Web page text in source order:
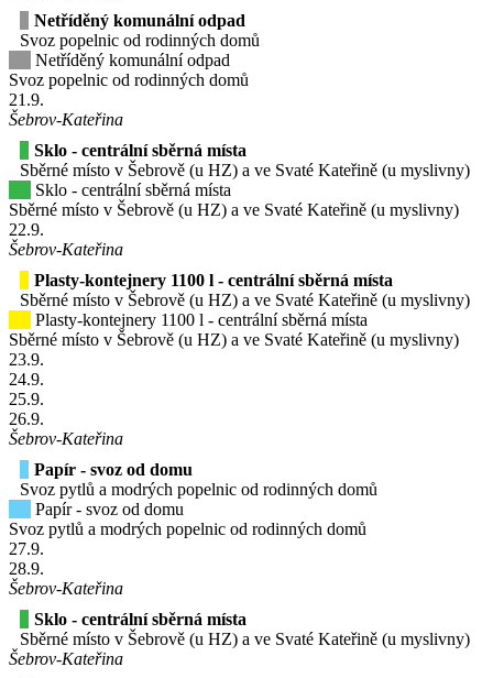
Netříděný komunální odpad
Svoz popelnic od rodinných domů
Netříděný komunální odpad
Svoz popelnic od rodinných domů
21 .9.
Šebrov-Kateřina
Sklo - centrální sběrná místa
Sběrné místo v Šebrově (u HZ) a ve Svaté Kateřině (u myslivny)
Sklo - centrální sběrná místa
Sběrné místo v Šebrově (u HZ) a ve Svaté Kateřině (u myslivny)
22.9.
Šebrov-Kateřina
Plasty-kontejnery 1100 l - centrální sběrná místa
Sběrné místo v Šebrově (u HZ) a ve Svaté Kateřině (u myslivny)
Plasty-kontejnery 1100 l - centrální sběrná místa
Sběrné místo v Šebrově (u HZ) a ve Svaté Kateřině (u myslivny)
23.9.
24.9.
25.9.
26.9.
Šebrov-Kateřina
Papír - svoz od domu
Svoz pytlů a modrých popelnic od rodinných domů
Papír - svoz od domu
Svoz pytlů a modrých popelnic od rodinných domů
27.9.
28.9.
Šebrov-Kateřina
Sklo - centrální sběrná místa
Sběrné místo v Šebrově (u HZ) a ve Svaté Kateřině (u myslivny)
Šebrov-Kateřina